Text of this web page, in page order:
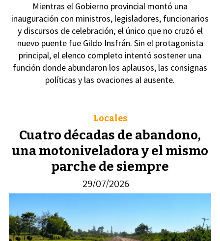
Mientras el Gobierno provincial montó una
inauguración con ministros, legisladores, funcionarios
y discursos de celebración, el único que no cruzó el
nuevo puente fue Gildo Insfrán. Sin el protagonista
principal, el elenco completo intentó sostener una
función donde abundaron los aplausos, las consignas
políticas y las ovaciones al ausente.
Cuatro décadas de abandono,
una motoniveladora y el mismo
parche de siempre
Locales
29/07/2026